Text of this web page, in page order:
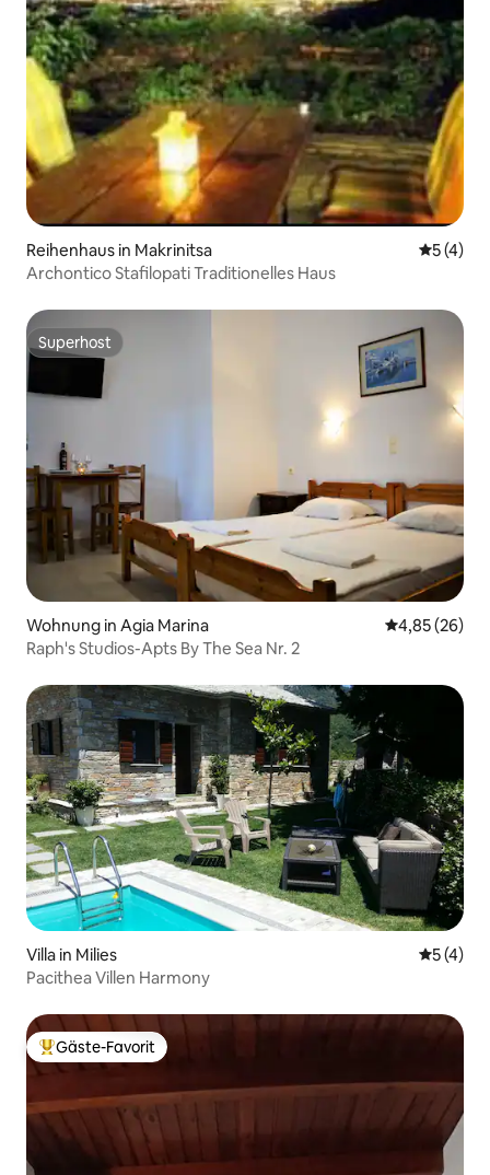
Reihenhaus in Makrinitsa
5 (4)
Archontico Stafilopati Traditionelles Haus
Superhost
Superhost
Wohnung in Agia Marina
4,85 (26)
Raph's Studios-Apts By The Sea Nr. 2
Villa in Milies
5 (4)
Pacithea Villen Harmony
Beliebter Gäste-Favorit.
Gäste-Favorit